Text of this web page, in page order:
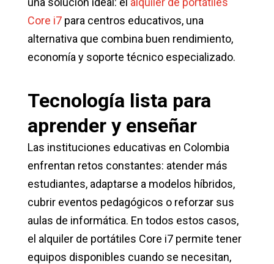
Core i7para centros educativos, una
alternativa que combina buen rendimiento,
economía y soporte técnico especializado.
Tecnología lista para
aprender y enseñar
Las instituciones educativas en Colombia
enfrentan retos constantes: atender más
estudiantes, adaptarse a modelos híbridos,
cubrir eventos pedagógicos o reforzar sus
aulas de informática. En todos estos casos,
el alquiler de portátiles Core i7 permite tener
equipos disponibles cuando se necesitan,